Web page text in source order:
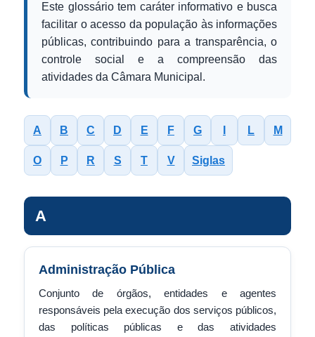
Este glossário tem caráter informativo e busca
facilitar o acesso da população às informações
públicas, contribuindo para a transparência, o
controle social e a compreensão das
atividades da Câmara Municipal.
A B C D E F G L M
O P R S T V Siglas
A
Administração Pública
Conjunto de órgãos, entidades e agentes
responsáveis pela execução dos serviços públicos,
das políticas públicas e das atividades